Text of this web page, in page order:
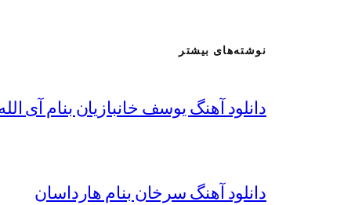
نوشته‌های بیشتر
دانلود آهنگ یوسف خانبازیان بنام آی
دانلود آهنگ سرخان بنام هارداسان